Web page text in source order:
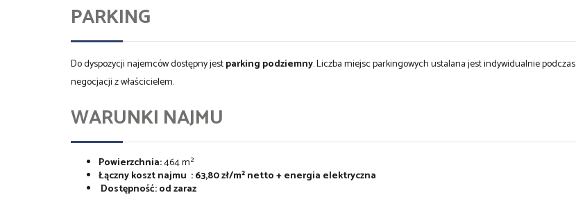
PARKING
Do dyspozycji najemców dostępny jestparking podziemny. Liczba miejsc parkingowych ustalana jest indywidualnie podczas
negocjacji z właścicielem.
WARUNKI NAJMU
Powierzchnia:464 m²
Łączny koszt najmu :63,80 zł/m² netto + energia elektryczna
Dostępność:od zaraz